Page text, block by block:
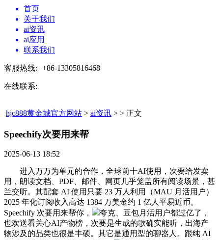
首页
关于我们
ai资讯
ai应用
联系我们
客服热线: +86-13305816468
在线联系:
hjc888黄金城官方网站 > ai资讯 > > 正文
Speechify次要用来帮​
2025-06-13 18:52
进入万万为单元的合作，全球前十AI使用，次要给发卖
用，朗读文档、PDF、邮件、网页几乎笼盖所有阅读场景，甚
兰交听。其配套 AI 使用只要 23 万人利用（MAU 月活用户）
2025 年化订阅收入高达 1384 万美金约 1 亿人平易近币。
Speechify 次要用来帮你，
夸克、豆包月活用户都过亿了，
也欢送看关心AI产物榜，次要是生成的歌确实能听，出海产
物涉及的品类也很是丰硕。其它是通用型的聊器人。跟纯 AI